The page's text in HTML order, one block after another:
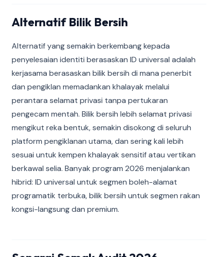
Alternatif Bilik Bersih
Alternatif yang semakin berkembang kepada
penyelesaian identiti berasaskan ID universal adalah
kerjasama berasaskan bilik bersih di mana penerbit
dan pengiklan memadankan khalayak melalui
perantara selamat privasi tanpa pertukaran
pengecam mentah. Bilik bersih lebih selamat privasi
mengikut reka bentuk, semakin disokong di seluruh
platform pengiklanan utama, dan sering kali lebih
sesuai untuk kempen khalayak sensitif atau vertikan
berkawal selia. Banyak program 2026 menjalankan
hibrid: ID universal untuk segmen boleh-alamat
programatik terbuka, bilik bersih untuk segmen rakan
kongsi-langsung dan premium.